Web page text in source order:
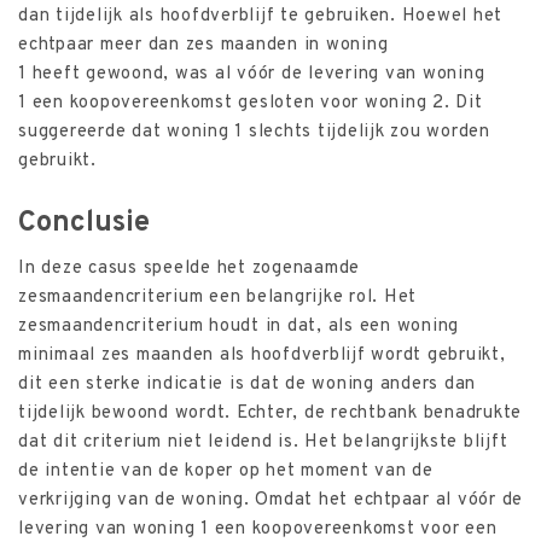
dan tijdelijk als hoofdverblijf te gebruiken. Hoewel het
echtpaar meer dan zes maanden in woning
1 heeft gewoond, was al vóór de levering van woning
1 een koopovereenkomst gesloten voor woning 2. Dit
suggereerde dat woning 1 slechts tijdelijk zou worden
gebruikt.
Conclusie
In deze casus speelde het zogenaamde
zesmaandencriterium een belangrijke rol. Het
zesmaandencriterium houdt in dat, als een woning
minimaal zes maanden als hoofdverblijf wordt gebruikt,
dit een sterke indicatie is dat de woning anders dan
tijdelijk bewoond wordt. Echter, de rechtbank benadrukte
dat dit criterium niet leidend is. Het belangrijkste blijft
de intentie van de koper op het moment van de
verkrijging van de woning. Omdat het echtpaar al vóór de
levering van woning 1 een koopovereenkomst voor een